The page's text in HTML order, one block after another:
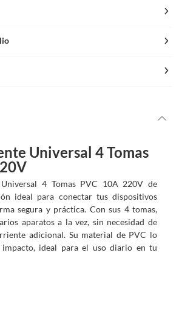
Universal 4 Tomas
4 Tomas PVC 10A 220V de
ideal para conectar tus dispositivos
segura y práctica. Con sus 4 tomas,
aparatos a la vez, sin necesidad de
adicional. Su material de PVC lo
impacto, ideal para el uso diario en tu